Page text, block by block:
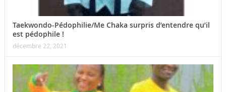
Taekwondo-Pédophilie/Me Chaka surpris d’entendre qu’il
est pédophile !
décembre 22, 2021